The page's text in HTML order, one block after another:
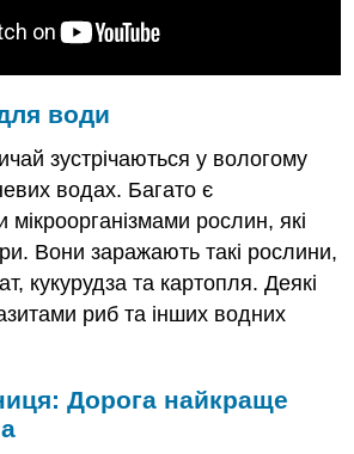
води
зустрічаються у вологому
водах. Багато є
рослин, які
Вони заражають такі рослини,
кукурудза та картопля. Деякі
риб та інших водних
Дорога найкраще